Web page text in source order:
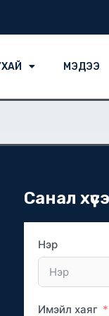
МЭДЭЭ
Санал
Нэр
Имэйл хаяг